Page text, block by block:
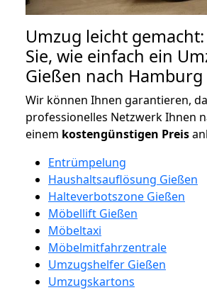
Umzug leicht
Sie, wie einfach ein
Gießen nach
Wir können Ihnen garantieren,
professionelles Netzwerk Ihnen
einem kostengünstigen Preis
Entrümpelung
Haushaltsauflösung Gießen
Halteverbotszone Gießen
Möbellift Gießen
Möbeltaxi
Möbelmitfahrzentrale
Umzugshelfer Gießen
Umzugskartons